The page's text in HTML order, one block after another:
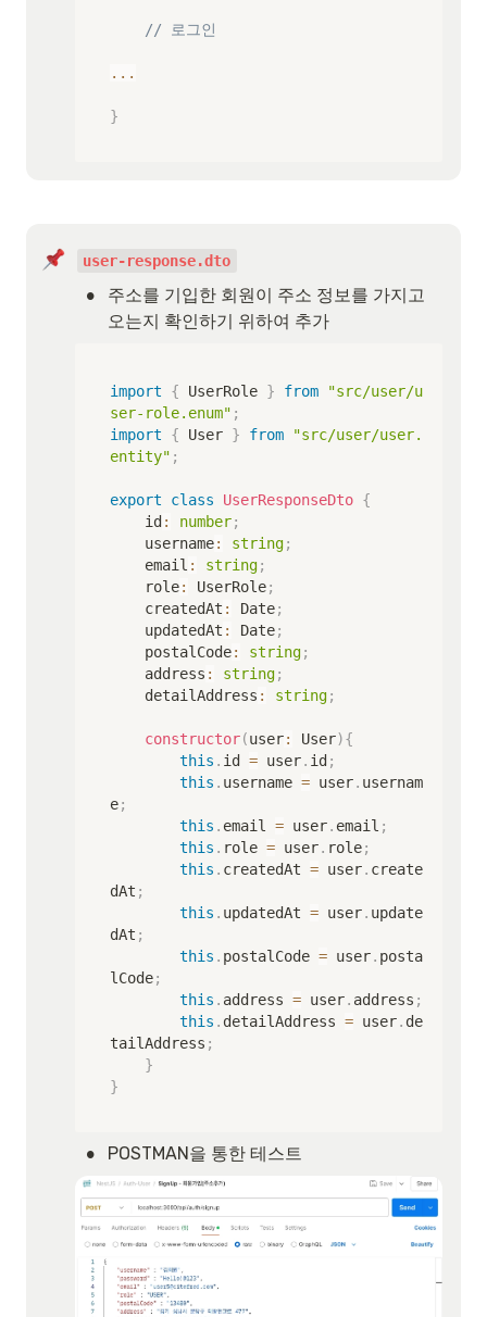
// 로그인
...
}
user-response.dto
•
주소를 기입한 회원이 주소 정보를 가지고
오는지 확인하기 위하여 추가
import { UserRole } from
"src/user/u
ser-role.enum" ;
import
{ User } from
"src/user/user.
entity" ;
export class UserResponseDto {
    id
: number;
    username
: string;
    email
: string;
    role
: UserRole;
    createdAt
: Date;
    updatedAt
: Date;
    postalCode
: string;
    address
: string;
    detailAddress
: string;
constructor(user: User){
this . id = user. id ;
this . username = user. usernam
e;
this . email = user. email ;
this . role = user. role;
this . createdAt = user. create
dAt ;
this . updatedAt = user. update
dAt ;
this . postalCode = user. posta
lCode;
this . address = user. address ;
this . detailAddress = user. de
tailAddress ;
}
}
• POSTMAN을 통한 테스트